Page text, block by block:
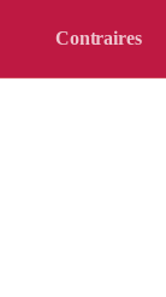
Contraires